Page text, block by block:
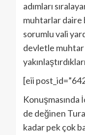
adımları
muhtarlar daire
sorumlu vali
devletle muhtar
[eii
Konuşmasında
de değinen
kadar pek çok